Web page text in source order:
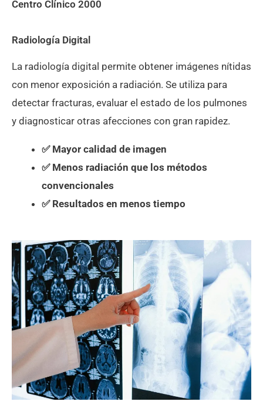
Centro Clínico 2000
Radiología Digital
La radiología digital permite obtener imágenes nítidas
con menor exposición a radiación. Se utiliza para
detectar fracturas, evaluar el estado de los pulmones
y diagnosticar otras afecciones con gran rapidez.
✅ Mayor calidad de imagen
✅ Menos radiación que los métodos
convencionales
✅ Resultados en menos tiempo